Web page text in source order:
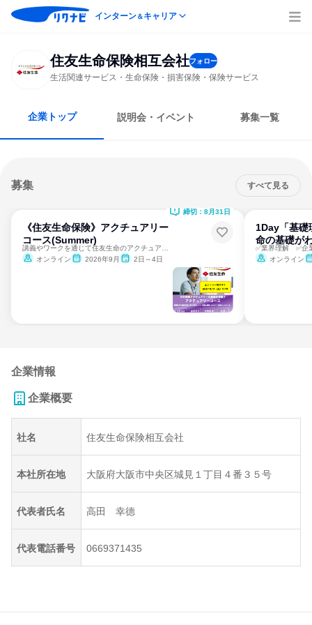
インターン＆キャリア
住友生命保険相互会社フォロー
生活関連サービス・生命保険・損害保険・保険サービス
企業トップ 説明会・イベント 募集一覧
募集 すべて見る
《住友生命保険》アクチュアリー
コース(Summer)
オンライン
2026年9月 2日～4日
締切：8月31日
1Day「基礎
命の基礎が
✅業界理解 ✅企
オンライン
企業情報
企業概要
社名 住友生命保険相互会社
本社所在地 大阪府大阪市中央区城見１丁目４番３５号
代表者氏名 高田 幸德
代表電話番号 0669371435